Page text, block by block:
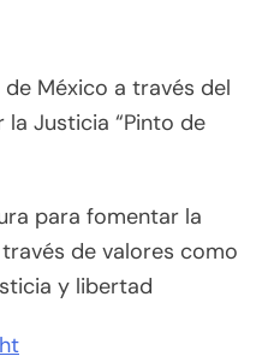
México a través del
la Justicia “Pinto de
para fomentar la
de valores como
y libertad